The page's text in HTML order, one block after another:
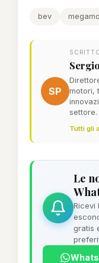
bev
SP
motori,
settore.
Tutti gli
Le
Ricevi
gratis